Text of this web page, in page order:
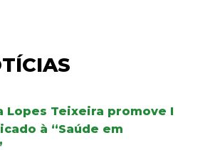
Lopes Teixeira promove I
à “Saúde em